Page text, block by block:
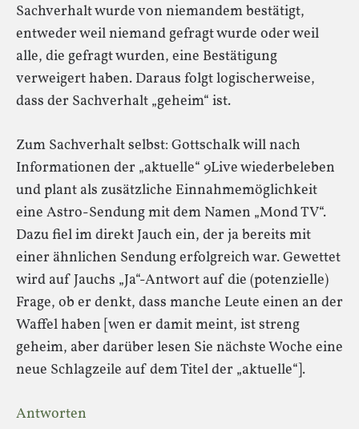
Sachverhalt wurde von niemandem bestätigt,
entweder weil niemand gefragt wurde oder weil
alle, die gefragt wurden, eine Bestätigung
verweigert haben. Daraus folgt logischerweise,
dass der Sachverhalt „geheim“ ist.
Zum Sachverhalt selbst: Gottschalk will nach
Informationen der „aktuelle“ 9Live wiederbeleben
und plant als zusätzliche Einnahmemöglichkeit
eine Astro-Sendung mit dem Namen „Mond TV“.
Dazu fiel im direkt Jauch ein, der ja bereits mit
einer ähnlichen Sendung erfolgreich war. Gewettet
wird auf Jauchs „Ja“-Antwort auf die (potenzielle)
Frage, ob er denkt, dass manche Leute einen an der
Waffel haben [wen er damit meint, ist streng
geheim, aber darüber lesen Sie nächste Woche eine
neue Schlagzeile auf dem Titel der „aktuelle“].
Antworten